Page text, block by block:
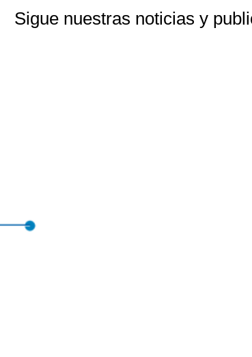
Sigue nuestras noticias y